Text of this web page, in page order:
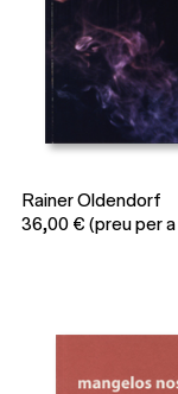
Rainer Oldendorf
36,00 € (preu per